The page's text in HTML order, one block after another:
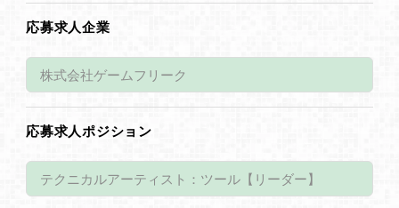
応募求人企業
応募求人ポジション